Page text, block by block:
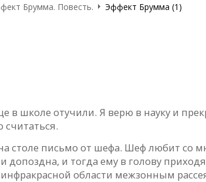
Брумма. Повесть. Эффект Брумма (1)
школе отучили. Я верю в науку и
столе письмо от шефа. Шеф любит со
допоздна, и тогда ему в голову
области межзонным